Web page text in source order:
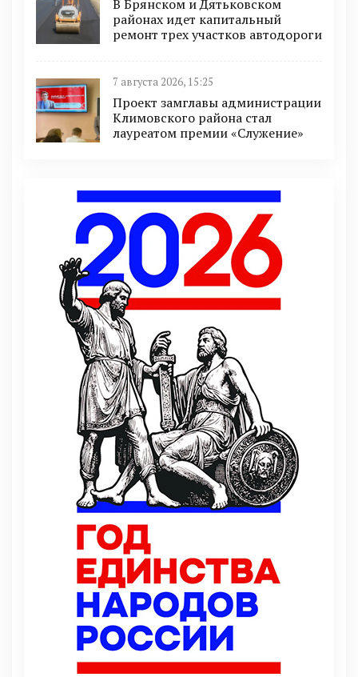
В Брянском и Дятьковском
районах идет капитальный
ремонт трех участков автодороги
7 августа 2026, 15:25
Проект замглавы администрации
Климовского района стал
лауреатом премии «Служение»